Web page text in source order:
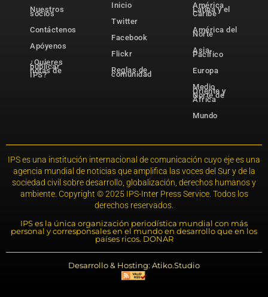
Nuestros
socios
Contáctenos
Apóyenos
¿Quieres
publicar
notas de
IPS?
Inicio
Twitter
Facebook
Flickr
Reglas de
comunidad
América
Latina y el
Caribe
América del
Norte
Asia-
Pacífico
Europa
Medio
Oriente y
Norte de
África
Mundo
IPS es una institución internacional de comunicación cuyo eje es una
agencia mundial de noticias que amplifica las voces del Sur y de la
sociedad civil sobre desarrollo, globalización, derechos humanos y
ambiente. Copyright © 2025 IPS-Inter Press Service. Todos los
derechos reservados.
IPS es la única organización periodística mundial con más
personal y corresponsales en el mundo en desarrollo que en los
países ricos. DONAR
Desarrollo & Hosting: Atiko.Studio